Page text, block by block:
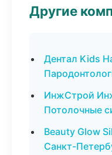
Другие
Дентал Kids
ИнжСтрой
Потолочные
Beauty Glow
Санкт-